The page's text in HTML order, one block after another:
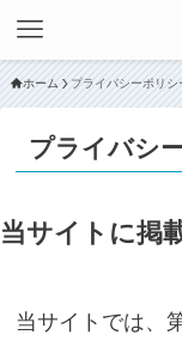
ホーム プライバシーポリ
プライバシ
当サイトに掲
当サイトでは、